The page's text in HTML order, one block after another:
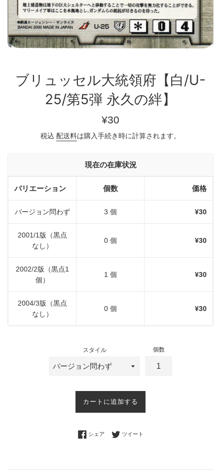
ブリュッセル大統領府【白/U-
25/第5弾 永久の絆】
通
価
¥30
税込 配送料は購入手続き時に計算されます。
現在の在庫状況
バリエーション 個数 価格
バージョン問わず 3 個 ¥30
2001/1版（黒点
なし）
0 個 ¥30
2002/2版（黒点1
個）
1 個 ¥30
2004/3版（黒点
なし）
0 個 ¥30
スタイル 個数
カートに追加する
シェアFacebookでシェアする
ツイート